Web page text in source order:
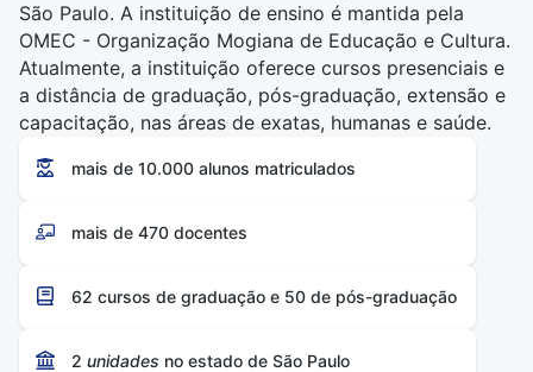
São Paulo. A instituição de ensino é mantida pela
OMEC - Organização Mogiana de Educação e Cultura.
Atualmente, a instituição oferece cursos presenciais e
a distância de graduação, pós-graduação, extensão e
capacitação, nas áreas de exatas, humanas e saúde.
mais de 10.000 alunos matriculados
mais de 470 docentes
62 cursos de graduação e 50 de pós-graduação
2 unidades no estado de São Paulo